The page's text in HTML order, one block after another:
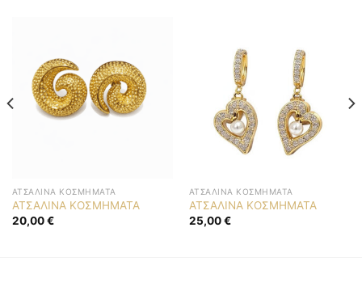
ΑΤΣΆΛΙΝΑ ΚΟΣΜΉΜΑΤΑ
ΑΤΣΑΛΙΝΑ ΚΟΣΜΗΜΑΤΑ
20,00€
ΑΤΣΆΛΙΝΑ ΚΟΣΜΉΜΑΤΑ
ΑΤΣΑΛΙΝΑ ΚΟΣΜΗΜΑΤΑ
25,00€